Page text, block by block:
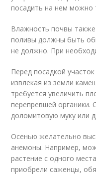
посадить на нем можно
Влажность почвы
поливы должны быть
не должно. При
Перед посадкой
извлекая из земли
требуется увеличить
перепревшей органики.
доломитовую муку или
Осенью желательно
анемоны. Например,
растение с одного
приобрели саженцы,